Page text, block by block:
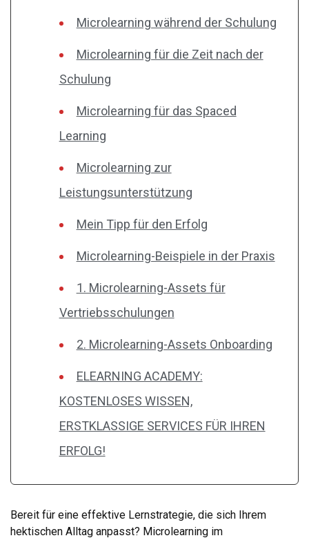
Microlearning während der Schulung
Microlearning für die Zeit nach der
Schulung
Microlearning für das Spaced
Learning
Microlearning zur
Leistungsunterstützung
Mein Tipp für den Erfolg
Microlearning-Beispiele in der Praxis
1. Microlearning-Assets für
Vertriebsschulungen
2. Microlearning-Assets Onboarding
ELEARNING ACADEMY:
KOSTENLOSES WISSEN,
ERSTKLASSIGE SERVICES FÜR IHREN
ERFOLG!
Bereit für eine effektive Lernstrategie, die sich Ihrem
hektischen Alltag anpasst? Microlearning im